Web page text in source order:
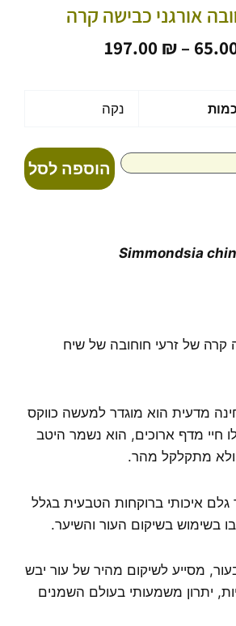
אורגני כבישה קרה
–
197.00 ₪
עדנקה
הוספה לסל
Simmondsia
קרה של זרעי חוחובה של שיח
מדעית הוא מוגדר למעשה כווקס
חיי מדף ארוכים, הוא נשמר היטב
ולא מתקלקל מהר.
איכותי ברוקחות הטבעית בגלל
בשימוש בשיקום העור והשיער.
מסייע לשיקום מהיר של עור יבש
יתרון משמעותי בעולם השמנים